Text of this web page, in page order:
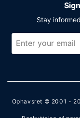
Stay
Ophavsret © 2001 -